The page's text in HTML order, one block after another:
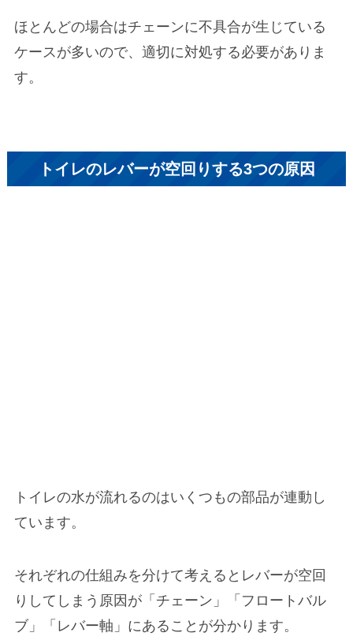
ほとんどの場合はチェーンに不具合が生じている
ケースが多いので、適切に対処する必要がありま
す。
トイレのレバーが空回りする3つの原因
トイレの水が流れるのはいくつもの部品が連動し
ています。
それぞれの仕組みを分けて考えるとレバーが空回
りしてしまう原因が「チェーン 」「フロートバル
ブ」「レバー軸 」にあることが分かります。